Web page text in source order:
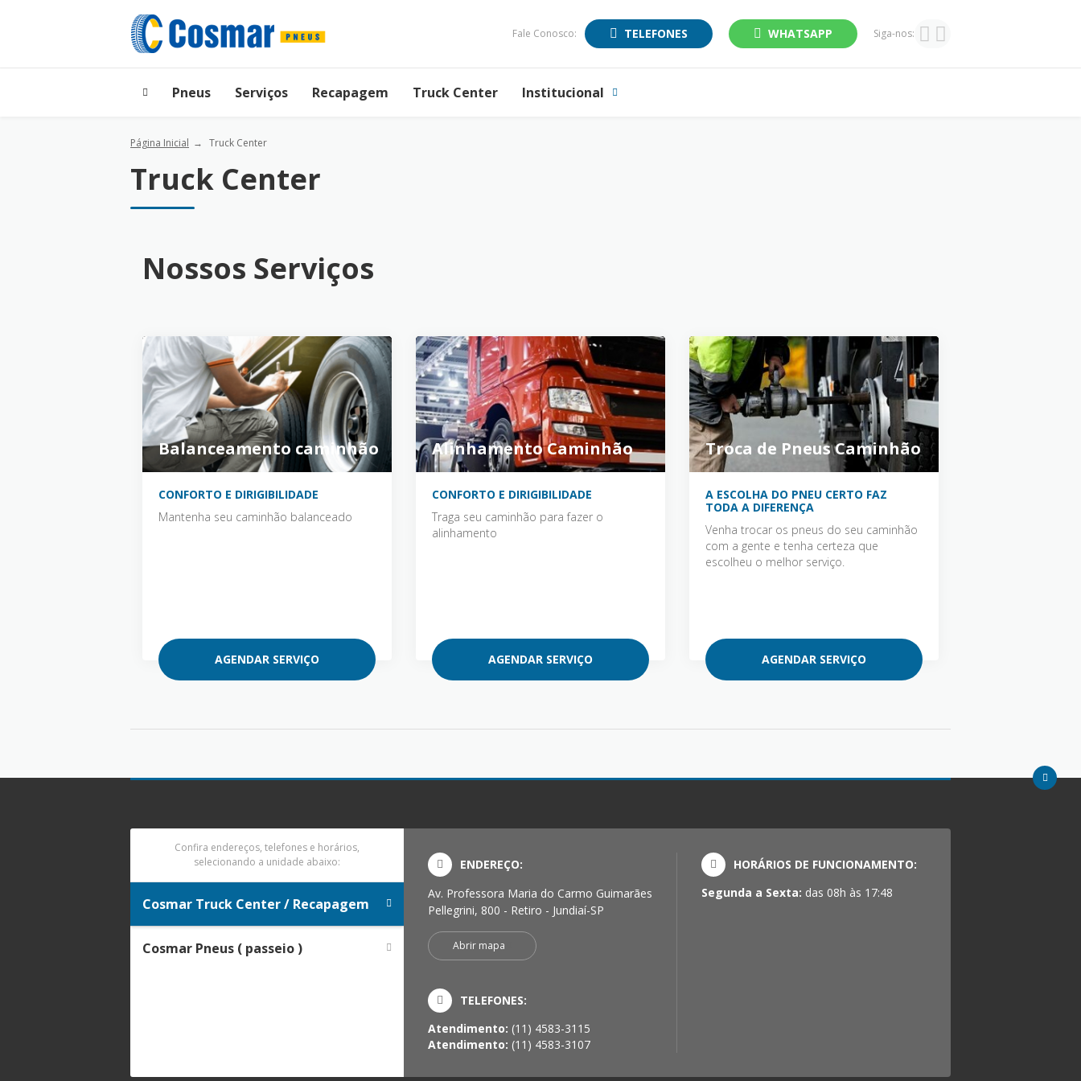
Fale Conosco: TELEFONES WHATSAPP Siga-nos:
Pneus Serviços Recapagem Truck Center Institucional
Página Inicial Truck Center
Truck Center
Nossos Serviços
Balanceamento caminhão
CONFORTO E DIRIGIBILIDADE
Mantenha seu caminhão balanceado
AGENDAR SERVIÇO
Alinhamento Caminhão
CONFORTO E DIRIGIBILIDADE
Traga seu caminhão para fazer o
alinhamento
AGENDAR SERVIÇO
Troca de Pneus Caminhão
A ESCOLHA DO PNEU CERTO FAZ
TODA A DIFERENÇA
Venha trocar os pneus do seu caminhão
com a gente e tenha certeza que
escolheu o melhor serviço.
AGENDAR SERVIÇO
Confira endereços, telefones e horários,
selecionando a unidade abaixo:
Cosmar Truck Center / Recapagem
Cosmar Pneus ( passeio )
ENDEREÇO:
Av. Professora Maria do Carmo Guimarães
Pellegrini, 800 - Retiro - Jundiaí-SP
Abrir mapa
TELEFONES:
Atendimento: (11) 4583-3115
Atendimento: (11) 4583-3107
HORÁRIOS DE FUNCIONAMENTO:
Segunda a Sexta: das 08h às 17:48